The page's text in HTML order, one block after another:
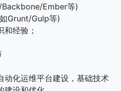
Ember等)
Grunt/Gulp等)
和经验；
动化运维平台建设，基础技术